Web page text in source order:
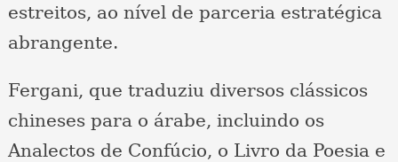
estreitos, ao nível de parceria estratégica
abrangente.
Fergani, que traduziu diversos clássicos
chineses para o árabe, incluindo os
Analectos de Confúcio, o Livro da Poesia e